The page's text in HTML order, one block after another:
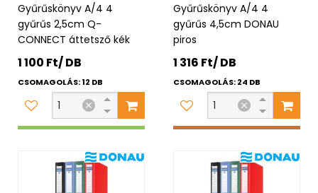
Gyűrűskönyv A/4 4
gyűrűs 2,5cm Q-
CONNECT áttetsző kék
1 100 Ft/ DB
CSOMAGOLÁS: 12 DB
Gyűrűskönyv A/4 4
gyűrűs 4,5cm DONAU
piros
1 316 Ft/ DB
CSOMAGOLÁS: 24 DB